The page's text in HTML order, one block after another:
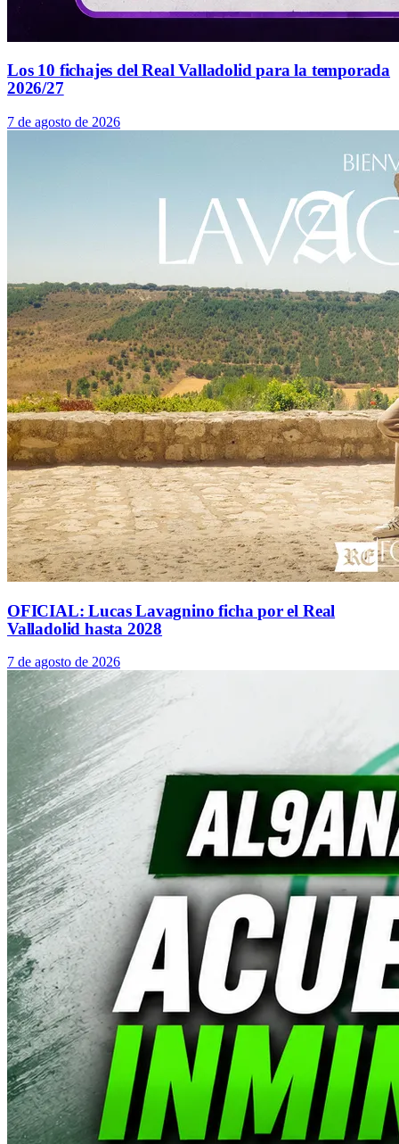
Los 10 fichajes del Real Valladolid para la temporada
2026/27
7 de agosto de 2026
OFICIAL: Lucas Lavagnino ficha por el Real
Valladolid hasta 2028
7 de agosto de 2026